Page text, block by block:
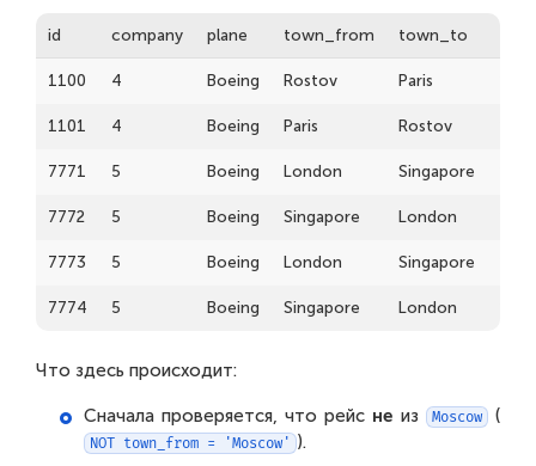
id company plane town_from town_to
1100 4 Boeing Rostov Paris
1101 4 Boeing Paris Rostov
7771 5 Boeing London Singapore
7772 5 Boeing Singapore London
7773 5 Boeing London Singapore
7774 5 Boeing Singapore London
7777 5 Boeing London
Что здесь происходит:
Сначала проверяется, что рейс не из Moscow (
NOT town_from = 'Moscow' ).